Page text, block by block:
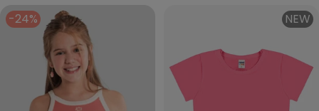
-24%
NEW